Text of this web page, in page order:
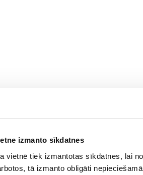
izmanto sīkdatnes
vietnē tiek izmantotas sīkdatnes, lai
tā izmanto obligāti